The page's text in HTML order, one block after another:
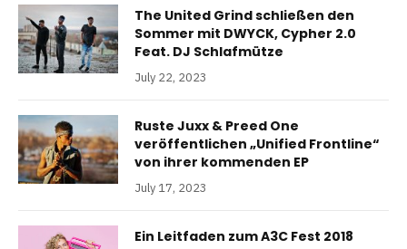
The United Grind schließen den
Sommer mit DWYCK, Cypher 2.0
Feat. DJ Schlafmütze
July 22, 2023
Ruste Juxx & Preed One
veröffentlichen „Unified Frontline“
von ihrer kommenden EP
July 17, 2023
Ein Leitfaden zum A3C Fest 2018